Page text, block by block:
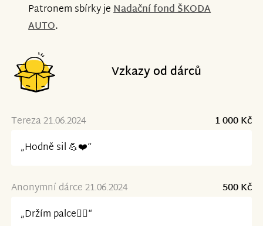
Patronem sbírky jeNadační fond ŠKODA
AUTO.
Vzkazy od dárců
Tereza 21.06.2024
1 000 Kč
„Hodně sil 💪❤️“
Anonymní dárce 21.06.2024
500 Kč
„Držím palce✊🏼“